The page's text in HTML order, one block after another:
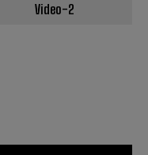
Video-2